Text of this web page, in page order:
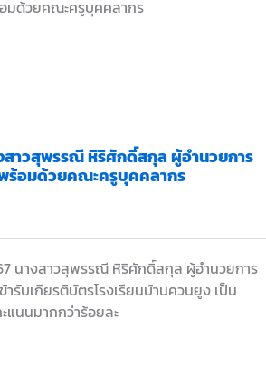
สาวสุพรรณี หิริศักดิ์สกุล ผู้อำนวยการ
ร้อมด้วยคณะครูบุคคลากร